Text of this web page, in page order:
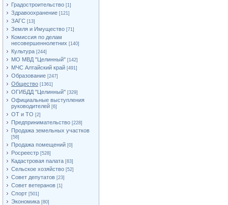
Градостроительство [1]
Здравоохранение [121]
ЗАГС [13]
Земля и Имущество [71]
Комиссия по делам
несовершеннолетних [140]
Культура [244]
МО МВД "Целинный" [142]
МЧС Алтайский край [491]
Образование [247]
Общество [1361]
ОГИБДД "Целинный" [329]
Официальные выступления
руководителей [6]
ОТ и ТО [2]
Предпринимательство [228]
Продажа земельных участков
[58]
Продажа помещений [0]
Росреестр [528]
Кадастровая палата [83]
Сельское хозяйство [52]
Совет депутатов [23]
Совет ветеранов [1]
Спорт [501]
Экономика [80]